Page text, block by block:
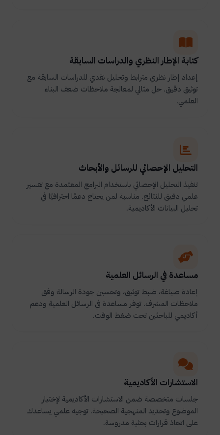
كتابة الإطار النظري والدراسات السابقة
إعداد إطار نظري مترابط وتحليل نقدي للدراسات السابقة مع
توثيق دقيق. حل مثالي لمعالجة ملاحظات ضعف البناء
العلمي.
التحليل الإحصائي للرسائل والأبحاث
تنفيذ التحليل الإحصائي باستخدام البرامج المعتمدة مع تفسير
علمي دقيق للنتائج. مناسبة لمن يحتاج دعمًا احترافيًا في
تحليل البيانات الأكاديمية.
مساعدة في الرسائل العلمية
إعادة صياغة، ضبط توثيق، وتحسين جودة الرسالة وفق
ملاحظات المشرف. توفر مساعدة في الرسائل العلمية ودعم
أكاديمي للباحثين تحت ضغط الوقت.
الاستشارات الأكاديمية
جلسات متخصصة ضمن الاستشارات الأكاديمية لإختيار
الموضوع وتحديد المنهجية الصحيحة. توجيه علمي يساعدك
على اتخاذ قرارات بحثية مدروسة.